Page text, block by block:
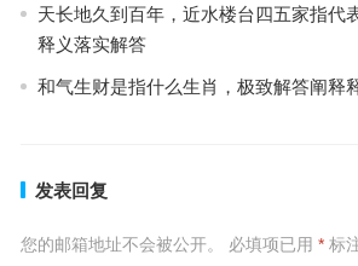
天长地久到百年，近水楼台四五家指代
释义落实解答
和气生财是指什么生肖，极致解答阐释
发表回复
您的邮箱地址不会被公开。 必填项已用 *标